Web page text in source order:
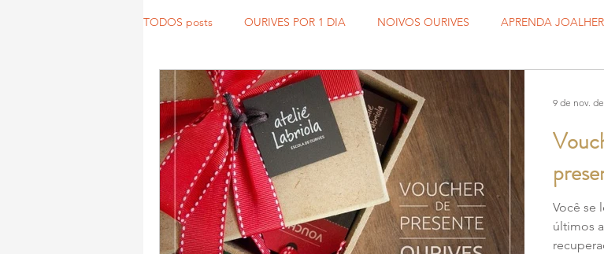
TODOS posts OURIVES POR 1 DIA NOIVOS OURIVES APRENDA
NOVIDADES TENDÊNCIAS RESTAURAÇÃO DESIGN DE JOIAS
Você se
últimos
9 de nov.